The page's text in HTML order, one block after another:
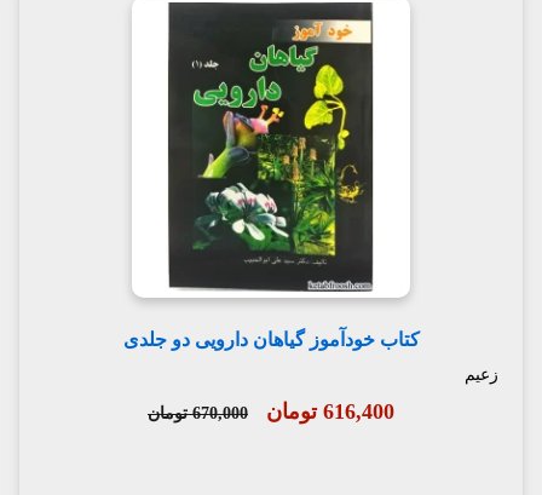
کتاب خودآموز گیاهان دارویی دو جلدی
زعیم
616,400 تومان 670,000 تومان